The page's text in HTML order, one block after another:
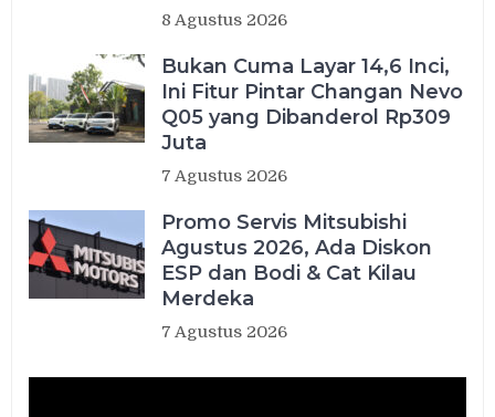
8 Agustus 2026
Bukan Cuma Layar 14,6 Inci,
Ini Fitur Pintar Changan Nevo
Q05 yang Dibanderol Rp309
Juta
7 Agustus 2026
Promo Servis Mitsubishi
Agustus 2026, Ada Diskon
ESP dan Bodi & Cat Kilau
Merdeka
7 Agustus 2026